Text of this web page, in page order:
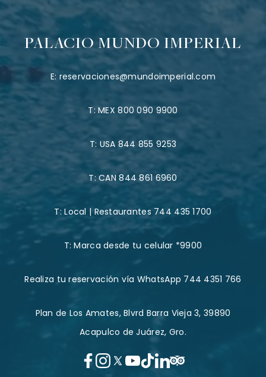
PALACIO MUNDO IMPERIAL
E: reservaciones@mundoimperial.com
T:MEX 800 090 9900
T: USA 844 855 9253
T:CAN 844 861 6960
T:Local | Restaurantes 744 435 1700
T:Marca desde tu celular *9900
Realiza tu reservación vía WhatsApp 744 4351 766
Plan de Los Amates, Blvrd Barra Vieja 3, 39890
Acapulco de Juárez, Gro.